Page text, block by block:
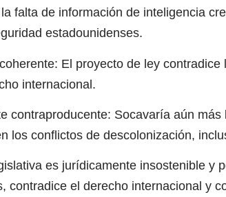
falta de información de inteligencia
estadounidenses.
El proyecto de ley
internacional.
contraproducente: Socavaría aún
los conflictos de descolonización,
es jurídicamente insostenible y
contradice el derecho internacional y